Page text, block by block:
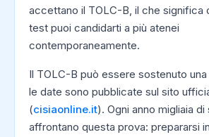
accettano il TOLC-B, il che significa
test puoi candidarti a più atenei
contemporaneamente.
Il TOLC-B può essere sostenuto
le date sono pubblicate sul sito
(cisiaonline.it). Ogni anno migliaia di
affrontano questa prova: prepararsi